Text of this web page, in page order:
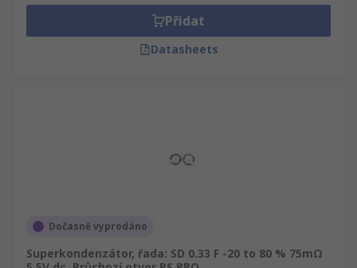
Přidat
Datasheets
Dočasně vyprodáno
Superkondenzátor, řada: SD 0.33 F -20 to 80 % 75mΩ